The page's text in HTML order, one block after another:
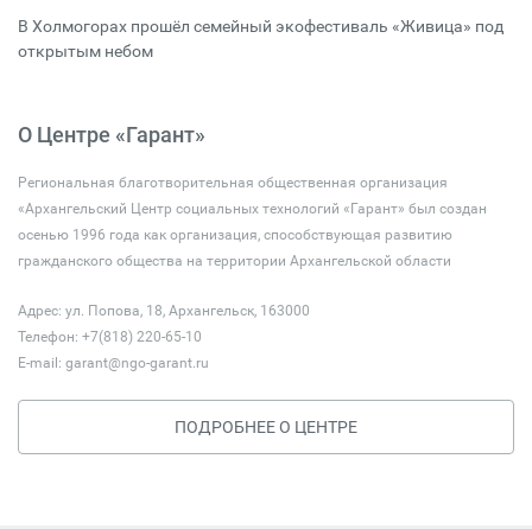
В Холмогорах прошёл семейный экофестиваль «Живица» под
открытым небом
О Центре «Гарант»
Региональная благотворительная общественная организация
«Архангельский Центр социальных технологий «Гарант» был создан
осенью 1996 года как организация, способствующая развитию
гражданского общества на территории Архангельской области
Адрес: ул. Попова, 18, Архангельск, 163000
Телефон: +7(818) 220-65-10
E-mail: garant@ngo-garant.ru
ПОДРОБНЕЕ О ЦЕНТРЕ